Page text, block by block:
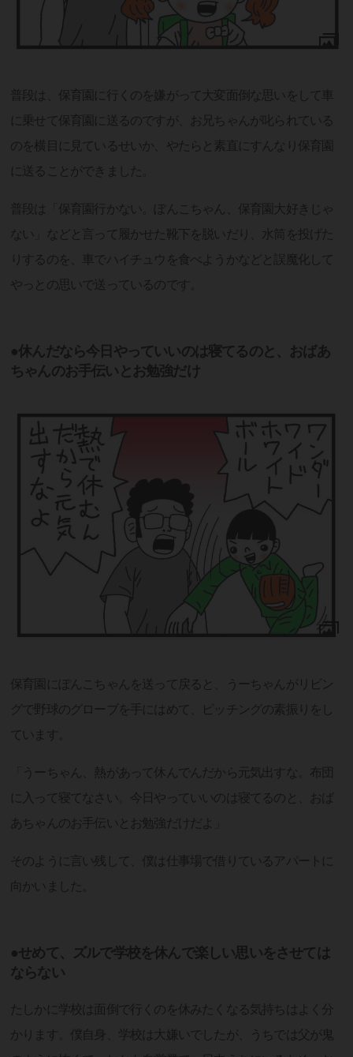
普段は、保育園に行くのを嫌がって大変面倒な思いをして車
に乗せて保育園に送るのですが、お兄ちゃんが叱られている
のを横目に見ているせいか、やたらと素直にすんなり保育園
に送ることができました。
普段は「保育園行かない。ぽんこちゃん、保育園大好きじゃ
ない」などと言って履かせた靴下を脱いだり、水筒を投げた
りするのを、車でハイチュウを食べようかなどと誤魔化して
やっとの思いで送っているのです。
●休んだなら今日やっていいのは寝てるのと、おばあ
ちゃんのお手伝いとお勉強だけ
保育園にぽんこちゃんを送って戻ると、うーちゃんがリビン
グで野球のグローブを手にはめて、ピッチングの素振りをし
ています。
「うーちゃん、熱があって休んでんだから元気出すな。布団
に入って寝てなさい。今日やっていいのは寝てるのと、おば
あちゃんのお手伝いとお勉強だけだよ」
そのように言い残して、僕は仕事場で借りているアパートに
向かいました。
●せめて、ズルで学校を休んで楽しい思いをさせては
ならない
たしかに学校は面倒で行くのを休みたくなる気持ちはよく分
かります。僕自身、学校は大嫌いでしたが、うちでは父が鬼